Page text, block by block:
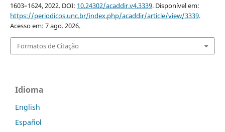
1603–1624, 2022. DOI: 10.24302/acaddir.v4.3339. Disponível em:
https://periodicos.unc.br/index.php/acaddir/article/view/3339.
Acesso em: 7 ago. 2026.
Formatos de Citação
Idioma
English
Español